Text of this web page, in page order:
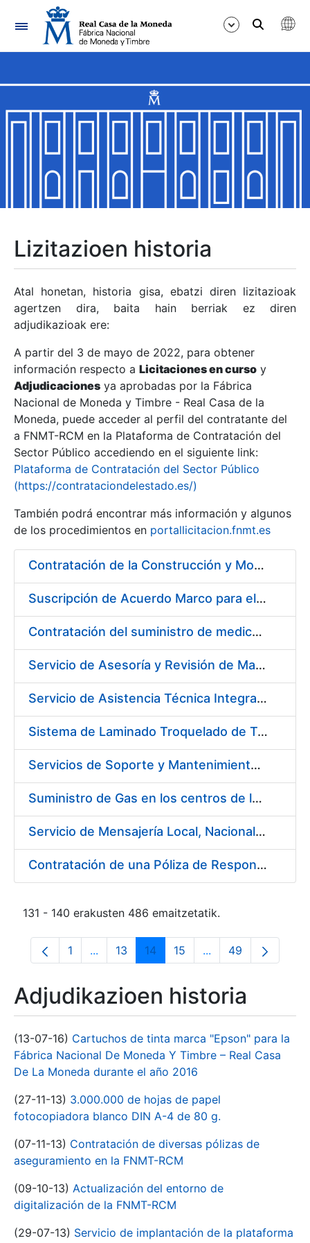
Nabigazioa
Erakutsi/Ezkutatu
Erakutsi/Ezkutatu
Erakutsi/Ezkutatu
Erakutsi/Ezkutatu
Erakutsi/Ezkutatu
Erakutsi/Ezkutatu
Erakutsi/Ezkutatu
Erakutsi/Ezkutatu
Lizitazioen historia
Atal honetan, historia gisa, ebatzi diren lizitazioak
agertzen dira, baita hain berriak ez diren
adjudikazioak ere:
A partir del 3 de mayo de 2022, para obtener
información respecto a Licitaciones en curso y
Adjudicaciones ya aprobadas por la Fábrica
Nacional de Moneda y Timbre - Real Casa de la
Moneda, puede acceder al perfil del contratante del
a FNMT-RCM en la Plataforma de Contratación del
Sector Público accediendo en el siguiente link:
Plataforma de Contratación del Sector Público
(https://contrataciondelestado.es/)
También podrá encontrar más información y algunos
de los procedimientos en portallicitacion.fnmt.es
Contratación de la Construcción y Montaje de un Espacio Demo Interactivo (EDI) en una sala del Museo de la Fábrica Nacional de Moneda y Timbre-Real Casa de la Moneda en Madrid
Suscripción de Acuerdo Marco para el Servicio de Visitas a Oficinas de Registro FNMT-RCM
Contratación del suministro de medicamentos, vacunas y demás especialidades farmacéuticas de la FNMT-RCM
Servicio de Asesoría y Revisión de Maquinaria en FNMT-RCM
Servicio de Asistencia Técnica Integral de Impresora HP Indigo Serie III HP 7900
Sistema de Laminado Troquelado de Tarjetas ISO 7810
Servicios de Soporte y Mantenimiento de Licencias de Software de la FNMT-RCM (3 Lotes)
Suministro de Gas en los centros de la FNMT-RCM de Madrid y Burgos durante el año 2019
Servicio de Mensajería Local, Nacional e Internacional para la FNMT-RCM
Contratación de una Póliza de Responsabilidad Civil General para el año 2019
131 - 140 erakusten 486 emaitzetatik.
Orrialdea
1 ...Intermediate Pages Use TAB to navigate.
Orrialdea
13 Orrialdea
14 Orrialdea
15 ...Intermediate
Orrialdea
49
Adjudikazioen historia
(13-07-16) Cartuchos de tinta marca "Epson" para la
Fábrica Nacional De Moneda Y Timbre – Real Casa
De La Moneda durante el año 2016
(27-11-13) 3.000.000 de hojas de papel
fotocopiadora blanco DIN A-4 de 80 g.
(07-11-13) Contratación de diversas pólizas de
aseguramiento en la FNMT-RCM
(09-10-13) Actualización del entorno de
digitalización de la FNMT-RCM
(29-07-13) Servicio de implantación de la plataforma